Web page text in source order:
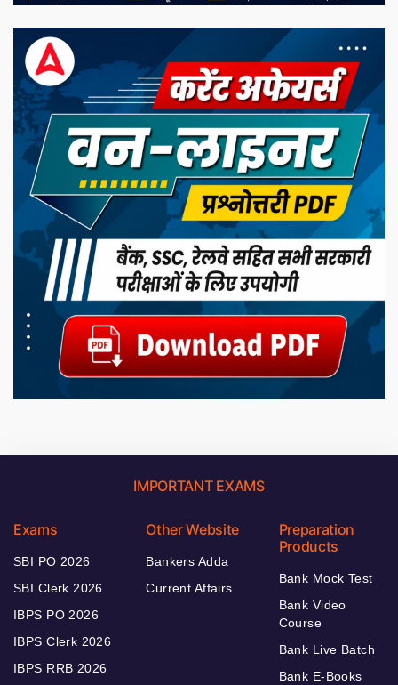
IMPORTANT EXAMS
Exams
SBI PO 2026
SBI Clerk 2026
IBPS PO 2026
IBPS Clerk 2026
IBPS RRB 2026
Other Website
Bankers Adda
Current Affairs
Preparation
Products
Bank Mock Test
Bank Video
Course
Bank Live Batch
Bank E-Books